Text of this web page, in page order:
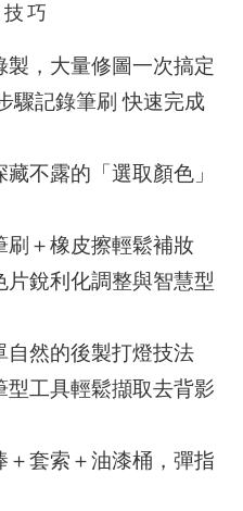
巧
，大量修圖一次搞定
驟記錄筆刷 快速完成
不露的「選取顏色」
＋橡皮擦輕鬆補妝
銳利化調整與智慧型
然的後製打燈技法
工具輕鬆擷取去背影
套索＋油漆桶，彈指